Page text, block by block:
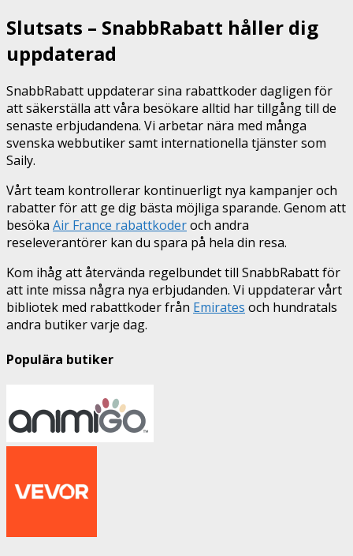
Slutsats – SnabbRabatt håller dig
uppdaterad
SnabbRabatt uppdaterar sina rabattkoder dagligen för
att säkerställa att våra besökare alltid har tillgång till de
senaste erbjudandena. Vi arbetar nära med många
svenska webbutiker samt internationella tjänster som
Saily.
Vårt team kontrollerar kontinuerligt nya kampanjer och
rabatter för att ge dig bästa möjliga sparande. Genom att
besöka Air France rabattkoderoch andra
reseleverantörer kan du spara på hela din resa.
Kom ihåg att återvända regelbundet till SnabbRabatt för
att inte missa några nya erbjudanden. Vi uppdaterar vårt
bibliotek med rabattkoder från Emirates och hundratals
andra butiker varje dag.
Populära butiker